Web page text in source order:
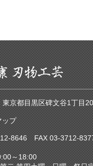
京都目黒区碑文谷1丁目
ップ
8646FAX 03-3712-
～18:00